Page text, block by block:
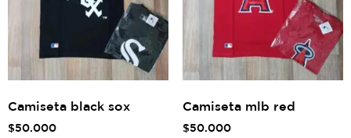
Camiseta black sox
$50.000
Camiseta mlb red
$50.000